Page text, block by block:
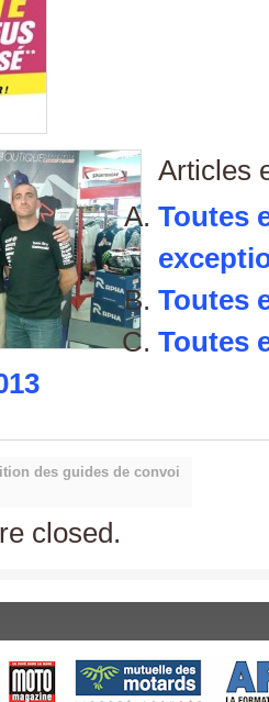
Articles
Toutes
Toutes
Toutes
des guides de convoi
closed.